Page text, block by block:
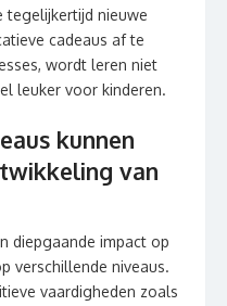
tegelijkertijd nieuwe
cadeaus af te
wordt leren niet
leuker voor kinderen.
kunnen
van
diepgaande impact op
verschillende niveaus.
vaardigheden zoals